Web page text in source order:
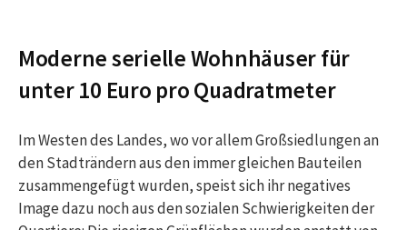
Moderne serielle Wohnhäuser für
unter 10 Euro pro Quadratmeter
Im Westen des Landes, wo vor allem Großsiedlungen an
den Stadträndern aus den immer gleichen Bauteilen
zusammengefügt wurden, speist sich ihr negatives
Image dazu noch aus den sozialen Schwierigkeiten der